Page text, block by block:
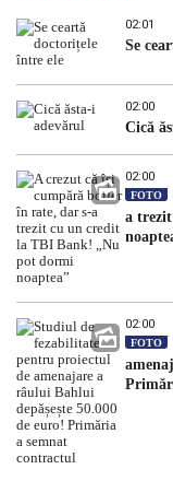
02:01
Se
02:00
Cică
02:00
FOTO
a
02:00
FOTO